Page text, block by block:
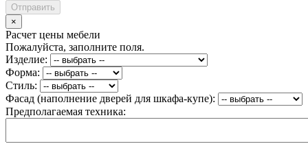
Отправить
×
Расчет цены мебели
Пожалуйста, заполните поля.
Изделие:
Форма:
Стиль:
Фасад (наполнение дверей для шкафа-купе):
Предполагаемая техника: